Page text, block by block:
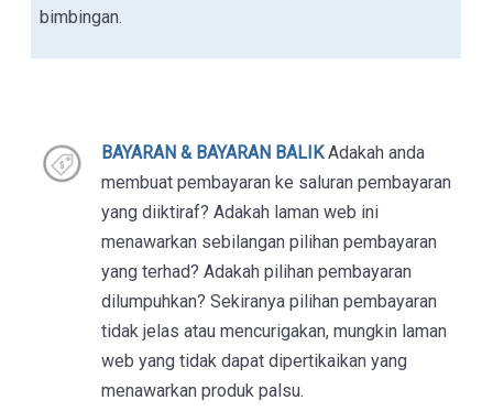
bimbingan.
BAYARAN & BAYARAN BALIKAdakah anda
membuat pembayaran ke saluran pembayaran
yang diiktiraf? Adakah laman web ini
menawarkan sebilangan pilihan pembayaran
yang terhad? Adakah pilihan pembayaran
dilumpuhkan? Sekiranya pilihan pembayaran
tidak jelas atau mencurigakan, mungkin laman
web yang tidak dapat dipertikaikan yang
menawarkan produk palsu.